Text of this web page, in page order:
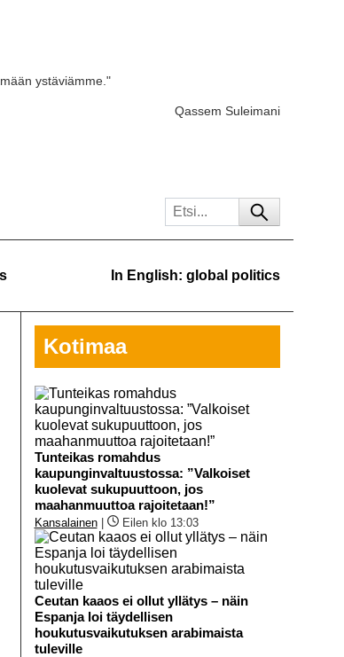
ystäviämme."
Qassem Suleimani
In English: global politics
Kotimaa
Tunteikas romahdus
kaupunginvaltuustossa: ”Valkoiset
kuolevat sukupuuttoon, jos
maahanmuuttoa rajoitetaan!”
Kansalainen| Eilen klo 13:03
Ceutan kaaos ei ollut yllätys – näin
Espanja loi täydellisen
houkutusvaikutuksen arabimaista
tuleville